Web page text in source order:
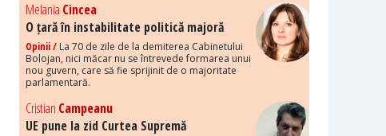
Melania Cincea
O țară în instabilitate politică majoră
Opinii / La 70 de zile de la demiterea Cabinetului
Bolojan, nici măcar nu se întrevede formarea unui
nou guvern, care să fie sprijinit de o majoritate
parlamentară.
Cristian Campeanu
UE pune la zid Curtea Supremă